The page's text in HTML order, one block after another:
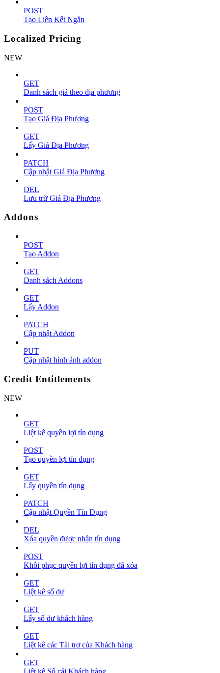
POST
Tạo Liên Kết Ngắn
Localized Pricing
NEW
GET
Danh sách giá theo địa phương
POST
Tạo Giá Địa Phương
GET
Lấy Giá Địa Phương
PATCH
Cập nhật Giá Địa Phương
DEL
Lưu trữ Giá Địa Phương
Addons
POST
Tạo Addon
GET
Danh sách Addons
GET
Lấy Addon
PATCH
Cập nhật Addon
PUT
Cập nhật hình ảnh addon
Credit Entitlements
NEW
GET
Liệt kê quyền lợi tín dụng
POST
Tạo quyền lợi tín dụng
GET
Lấy quyền tín dụng
PATCH
Cập nhật Quyền Tín Dụng
DEL
Xóa quyền được nhận tín dụng
POST
Khôi phục quyền lợi tín dụng đã xóa
GET
Liệt kê số dư
GET
Lấy số dư khách hàng
GET
Liệt kê các Tài trợ của Khách hàng
GET
Liệt kê Sổ cái Khách hàng